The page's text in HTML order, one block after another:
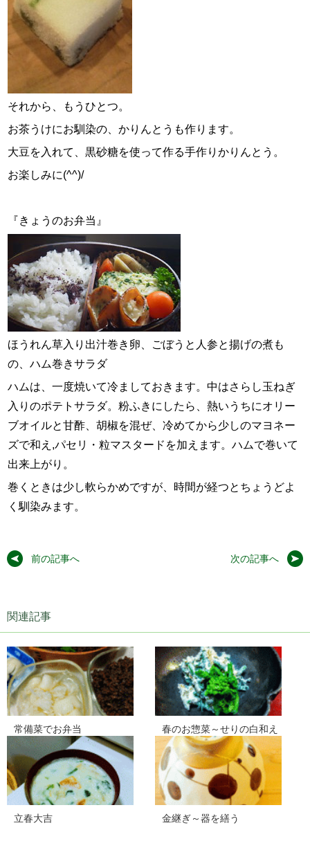
それから、もうひとつ。
お茶うけにお馴染の、かりんとうも作ります。
大豆を入れて、黒砂糖を使って作る手作りかりんとう。
お楽しみに(^^)/
『きょうのお弁当』
ほうれん草入り出汁巻き卵、ごぼうと人参と揚げの煮も
の、ハム巻きサラダ
ハムは、一度焼いて冷ましておきます。中はさらし玉ねぎ
入りのポテトサラダ。粉ふきにしたら、熱いうちにオリー
ブオイルと甘酢、胡椒を混ぜ、冷めてから少しのマヨネー
ズで和え,パセリ・粒マスタードを加えます。ハムで巻いて
出来上がり。
巻くときは少し軟らかめですが、時間が経つとちょうどよ
く馴染みます。
前の記事へ 次の記事へ
関連記事
常備菜でお弁当 春のお惣菜～せりの白和え
立春大吉 金継ぎ～器を繕う